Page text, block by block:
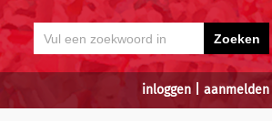
inloggen aanmelden